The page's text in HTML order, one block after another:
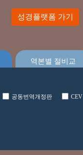
성경플랫폼 가기
역본별 절비교
공동번역개정판 CEV